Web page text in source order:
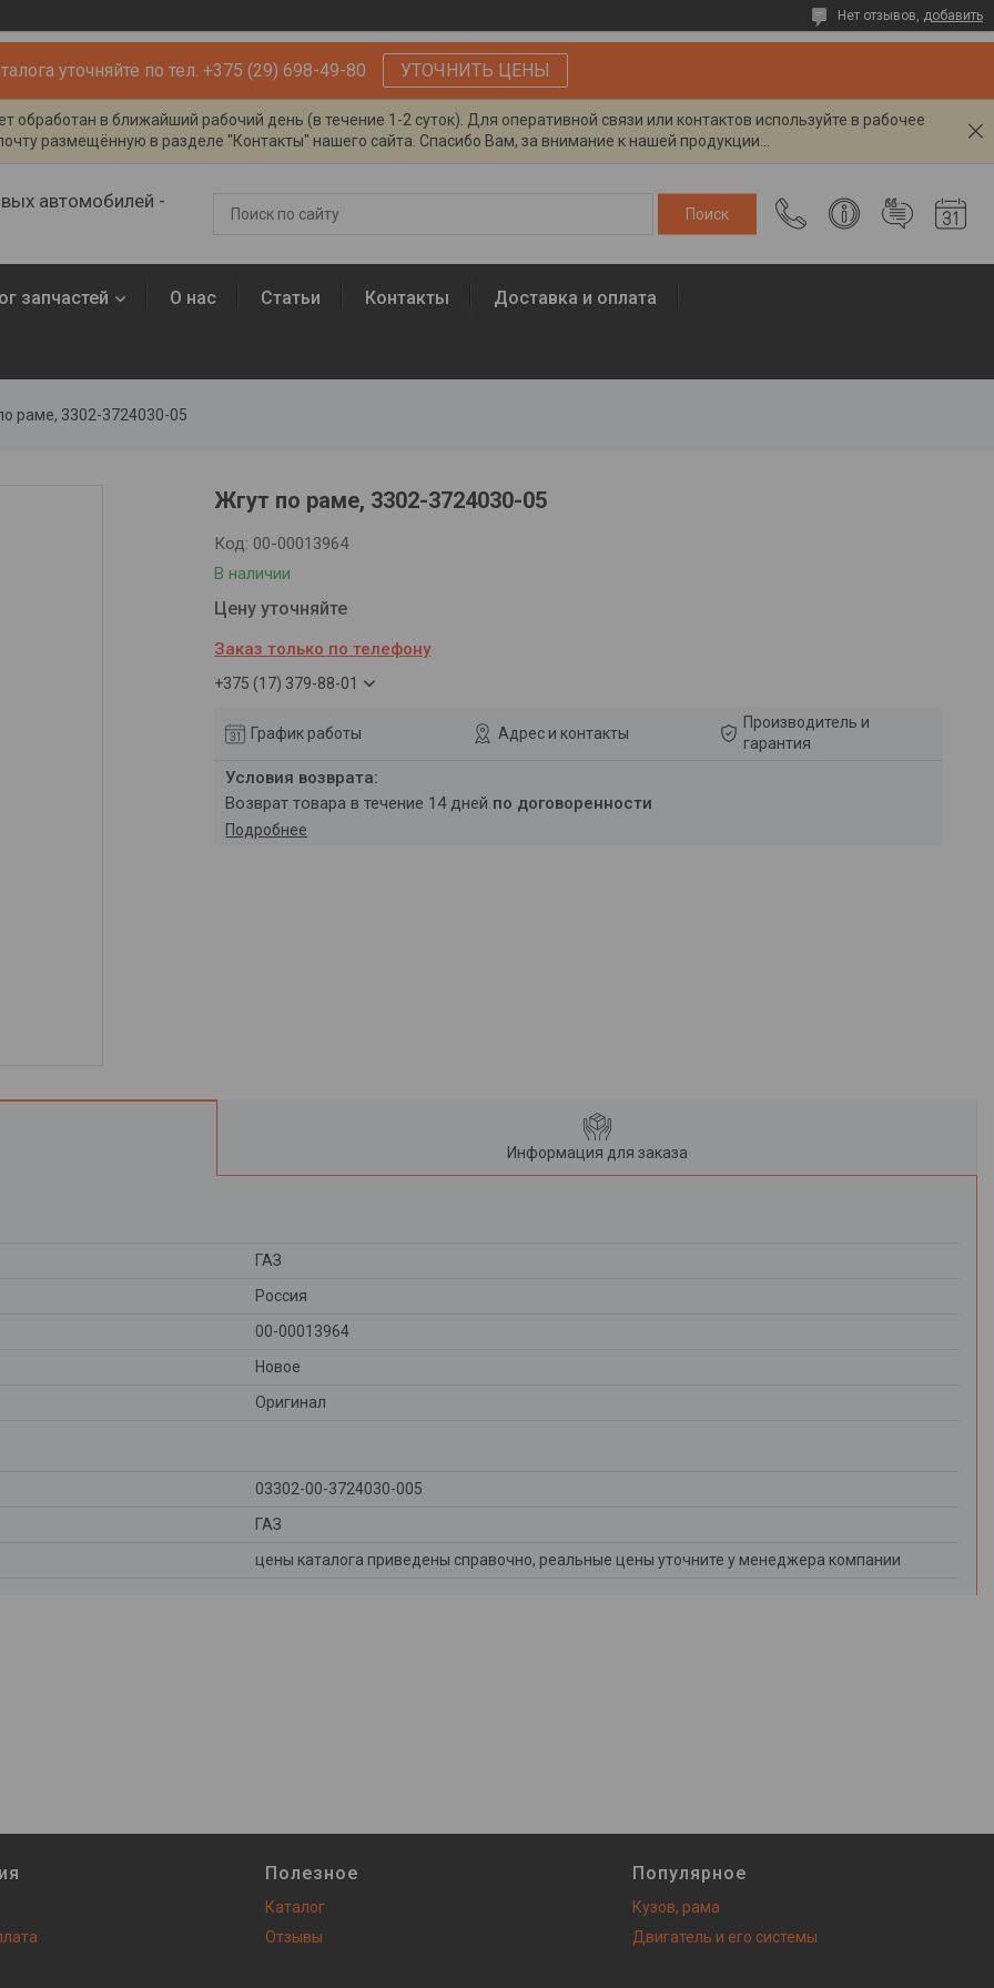
Нет отзывов, добавить
уточняйте по тел. +375 (29) 698-49-80 УТОЧНИТЬ ЦЕНЫ
обработан в ближайший рабочий день (в течение 1-2 суток). Для оперативной связи или контактов используйте в рабочее
размещённую в разделе "Контакты" нашего сайта. Спасибо Вам, за внимание к нашей продукции...
автомобилей -
запчастей О нас Статьи Контакты Доставка и оплата
раме, 3302-3724030-05
Жгут по раме, 3302-3724030-05
В наличии
Код: 00-00013964
Цену уточняйте
Заказ только по телефону
+375 (17) 379-88-01
График работы Адрес и контакты
Производитель и
гарантия
возврат товара в течение 14 дней по договоренности
Подробнее
Информация для заказа
ГАЗ
Россия
00-00013964
Новое
Оригинал
03302-00-3724030-005
ГАЗ
цены каталога приведены справочно, реальные цены уточните у менеджера компании
Полезное
Каталог
Отзывы
Популярное
Кузов, рама
Двигатель и его системы